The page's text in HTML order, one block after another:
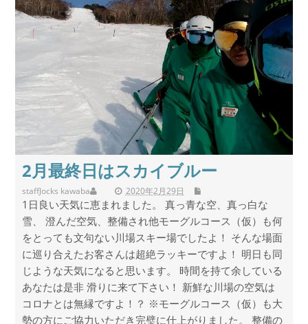
2月最終日はスカイブルー
staff 2020年2月29日
Jocks kawaba
1日良い天気に恵まれました。 真っ青な空、真っ白な
雪、 澄んだ空気、整備され他モーグルコース（仮）も何
をとっても文句ない川場スキー場でしたよ！ そんな場面
に巡り合えたお客さんは超絶ラッキーですよ！ 明日も同
じような天気になると思います。 時間を持て余している
あなたは是非 滑りに来て下さい！ 新鮮な川場の空気は
コロナとは無縁ですよ！？ ※モーグルコース（仮）も大
勢の方にご協力いただき完璧に仕上がりました。 整備の